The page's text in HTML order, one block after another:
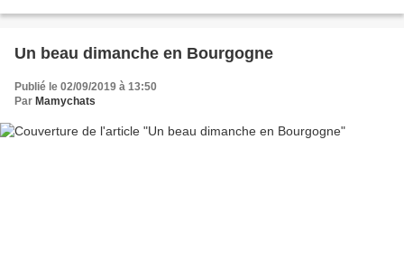
Un beau dimanche en Bourgogne
Publié le 02/09/2019 à 13:50
Par Mamychats